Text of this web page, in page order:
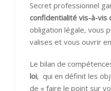
Secret professionnel
confidentialité vis-à-vis
obligation légale, vous
valises et vous ouvrir
Le bilan de
loi, qui en définit les
de « faire le point sur